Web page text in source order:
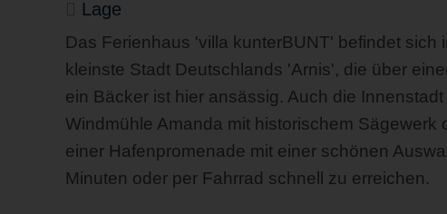
Lage
Das Ferienhaus 'villa kunterBUNT' befindet
kleinste Stadt Deutschlands 'Arnis', die über
ein Bäcker ist hier ansässig. Auch die
Windmühle Amanda mit historischem
einer Hafenpromenade mit einer schönen
Minuten oder per Fahrrad schnell zu erreichen.